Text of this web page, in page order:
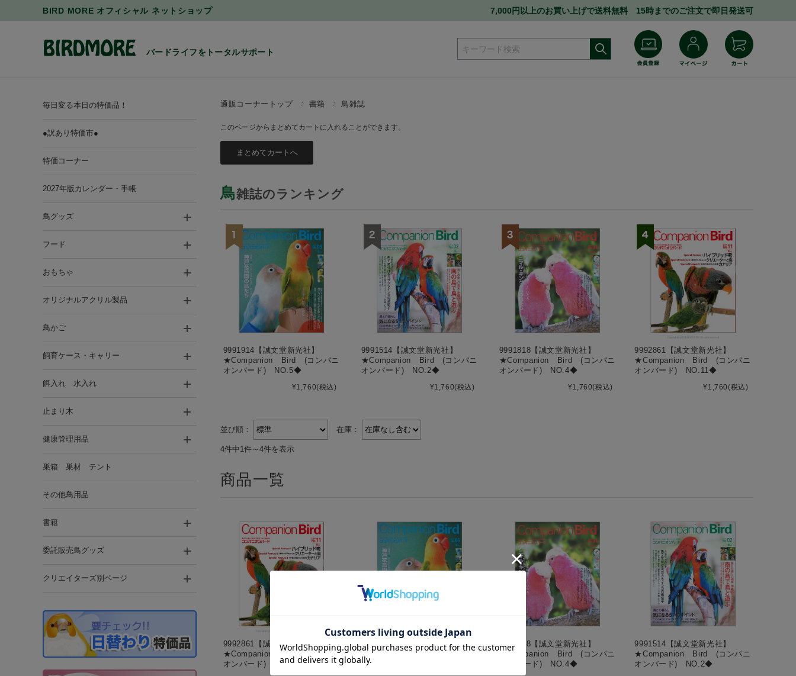
BIRD MORE オフィシャル ネットショップ 7,000円以上のお買い上げで送料無料 15時までのご注文で即日発送可
バードライフをトータルサポート
通販コーナートップ 書籍 鳥雑誌
このページからまとめてカートに入れることができます。
鳥雑誌のランキング
9991914【誠文堂新光社】
★Companion Bird (コンパニ
オンバード) NO.5◆
¥1,760(税込)
9991514【誠文堂新光社】
★Companion Bird (コンパニ
オンバード) NO.2◆
¥1,760(税込)
9991818【誠文堂新光社】
★Companion Bird (コンパニ
オンバード) NO.4◆
¥1,760(税込)
9992861【誠文堂新光社】
★Companion Bird (コンパニ
オンバード) NO.11◆
¥1,760(税込)
並び順： 在庫：
4件中1件～4件を表示
商品一覧
9992861【誠文堂新光社】
★Companion Bird (コンパニ
オンバード) NO.11◆
9991914【誠文堂新光社】
★Companion Bird (コンパニ
オンバード) NO.5◆
9991818【誠文堂新光社】
★Companion Bird (コンパニ
オンバード) NO.4◆
9991514【誠文堂新光社】
★Companion Bird (コンパニ
オンバード) NO.2◆
毎日変る本日の特価品！
●訳あり特価市●
特価コーナー
2027年版カレンダー・手帳
鳥グッズ
フード
おもちゃ
オリジナルアクリル製品
鳥かご
飼育ケース・キャリー
餌入れ 水入れ
止まり木
健康管理用品
巣箱 巣材 テント
その他鳥用品
書籍
委託販売鳥グッズ
クリエイターズ別ページ